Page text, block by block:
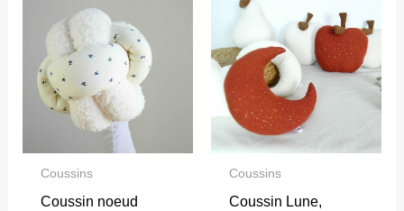
Coussins
Coussin noeud
Coussins
Coussin Lune,